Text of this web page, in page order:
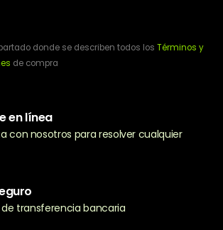
donde se describen todos los Términos y
de compra
en línea
con nosotros para resolver cualquier
transferencia bancaria